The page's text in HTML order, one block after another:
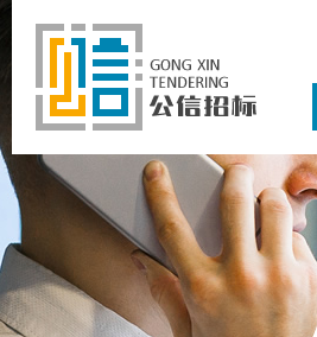
东公信招标
有限公司